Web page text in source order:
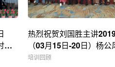
圆
热烈祝贺刘国胜主讲
（03月15日-20日）杨
系统研修圆满结束！
培训回顾